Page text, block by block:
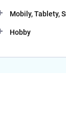
Mobily, Tablety,
Hobby